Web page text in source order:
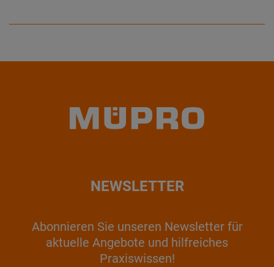
NEWSLETTER
Abonnieren Sie unseren Newsletter für
aktuelle Angebote und hilfreiches
Praxiswissen!